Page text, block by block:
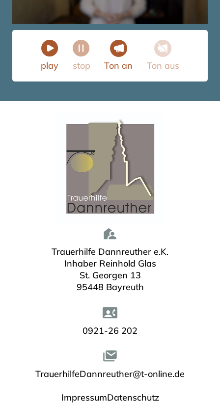
play stop Ton an Ton aus
Trauerhilfe Dannreuther e.K.
Inhaber Reinhold Glas
St. Georgen 13
95448 Bayreuth
0921-26 202
TrauerhilfeDannreuther@t-online.de
ImpressumDatenschutz